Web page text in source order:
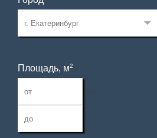
Площадь, м2
—